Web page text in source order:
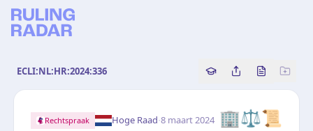
ECLI:NL:HR:2024:336 Copy source
Share this
Bekijk
🏢⚖️📜
Rechtspraak Hoge Raad·8 maart 2024